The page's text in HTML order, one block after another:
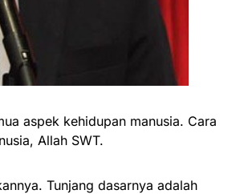
aspek kehidupan manusia. Cara
Allah SWT.
Tunjang dasarnya adalah